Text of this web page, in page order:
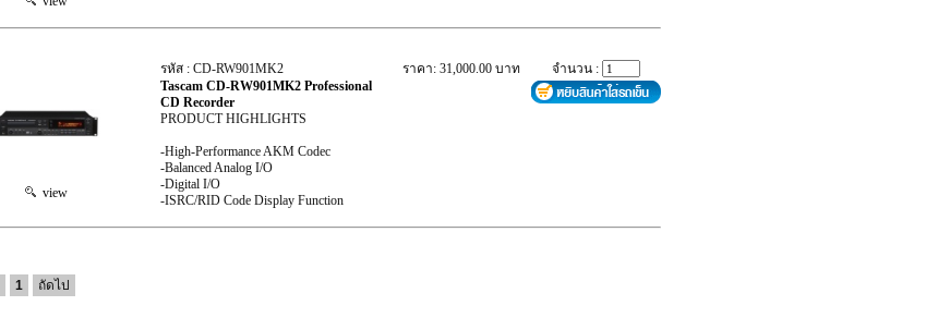
view
รหัส : CD-RW901MK2
Tascam CD-RW901MK2 Professional
CD Recorder
PRODUCT HIGHLIGHTS
-High-Performance AKM Codec
-Balanced Analog I/O
-Digital I/O
-ISRC/RID Code Display Function
ราคา: 31,000.00 บาท จำนวน :
1 ถัดไป